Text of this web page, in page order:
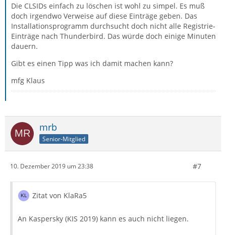
Die CLSIDs einfach zu löschen ist wohl zu simpel. Es muß
doch irgendwo Verweise auf diese Einträge geben. Das
Installationsprogramm durchsucht doch nicht alle Registrie-
Einträge nach Thunderbird. Das würde doch einige Minuten
dauern.
Gibt es einen Tipp was ich damit machen kann?
mfg Klaus
mrb
Senior-Mitglied
10. Dezember 2019 um 23:38 #7
Zitat von KlaRa5
An Kaspersky (KIS 2019) kann es auch nicht liegen.